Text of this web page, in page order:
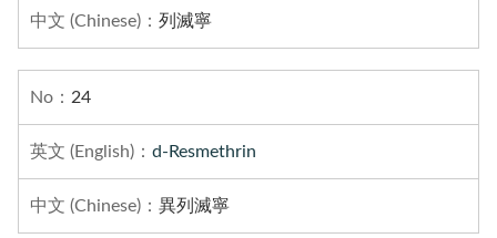
列滅寧
24
d-Resmethrin
異列滅寧